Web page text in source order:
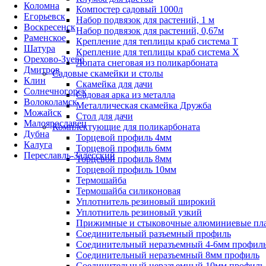
Коломна
Егорьевск
Воскресенск
Раменское
Шатура
Орехово-Зуево
Дмитров
Клин
Солнечногорск
Волоколамск
Можайск
Малоярославец
Дубна
Калуга
Переславль-Залесский
Компостер садовый 1000л
Набор подвязок для растений, 1 м
Набор подвязок для растений, 0,67м
Крепление для теплицы краб система Т
Крепление для теплицы краб система Х
Лопата снеговая из поликарбоната
Садовые скамейки и столы
Скамейка для дачи
Садовая арка из металла
Металлическая скамейка Дружба
Стол для дачи
Комплектующие для поликарбоната
Торцевой профиль 4мм
Торцевой профиль 6мм
Торцевой профиль 8мм
Торцевой профиль 10мм
Термошайба
Термошайба силиконовая
Уплотнитель резиновый широкий
Уплотнитель резиновый узкий
Прижимные и стыковочные алюминиевые
Соединительный разъемный профиль
Соединительный неразъемный 4-6мм
Соединительный неразъемный 8мм профиль